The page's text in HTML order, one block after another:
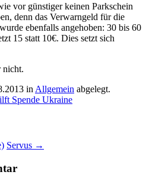
vor günstiger keinen Parkschein
denn das Verwarngeld für die
ebenfalls angehoben: 30 bis 60
15 statt 10€. Dies setzt sich
nicht.
in Allgemein abgelegt.
Servus →